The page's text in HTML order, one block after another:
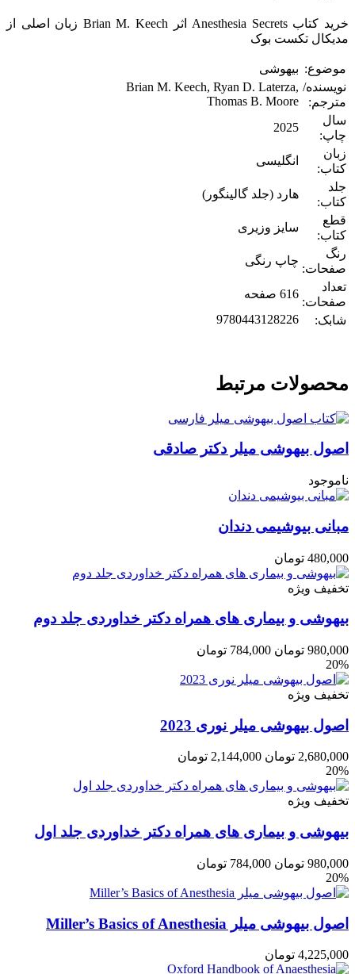
خرید کتاب Anesthesia Secrets اثر Brian M. Keech زبان اصلی از
مدیکال تکست بوک
موضوع: بیهوشی
نویسنده/
مترجم:
Brian M. Keech, Ryan D. Laterza,
Thomas B. Moore
سال
چاپ:
2025
زبان
کتاب:
انگلیسی
جلد
کتاب:
هارد (جلد گالینگور)
قطع
کتاب:
سایز وزیری
رنگ
صفحات:
چاپ رنگی
تعداد
صفحات:
616 صفحه
شابک:
9780443128226
محصولات مرتبط
اصول بیهوشی میلر دکتر صادقی
ناموجود
مبانی بیوشیمی دندان
480,000 تومان
تخفیف ویژه
بیهوشی و بیماری های همراه دکتر خداوردی جلد دوم
980,000 تومان 784,000 تومان
20%
تخفیف ویژه
اصول بیهوشی میلر نوری 2023
2,680,000 تومان 2,144,000 تومان
20%
تخفیف ویژه
بیهوشی و بیماری های همراه دکتر خداوردی جلد اول
980,000 تومان 784,000 تومان
20%
اصول بیهوشی میلر Miller’s Basics of Anesthesia
4,225,000 تومان